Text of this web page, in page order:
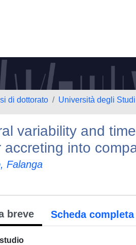
di dottorato Università degli
variability and
accreting into
Falanga
breve Scheda completa